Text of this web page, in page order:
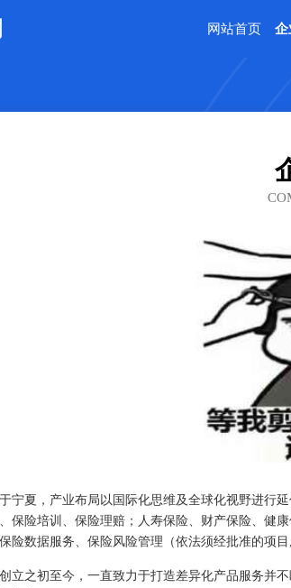
网站首页 企
宁夏，产业布局以国际化思维及全球化视野进行
保险培训、保险理赔；人寿保险、财产保险、健
险数据服务、保险风险管理（依法须经批准的项
立之初至今，一直致力于打造差异化产品服务并